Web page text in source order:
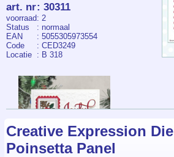
art. nr: 30311
voorraad: 2
Status
: normaal
EAN
: 5055305973554
Code
: CED3249
Locatie : B 318
Creative Expression Die
Poinsetta Panel